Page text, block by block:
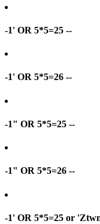
-1' OR 5*5=25 --
-1' OR 5*5=26 --
-1" OR 5*5=25 --
-1" OR 5*5=26 --
-1' OR 5*5=25 or